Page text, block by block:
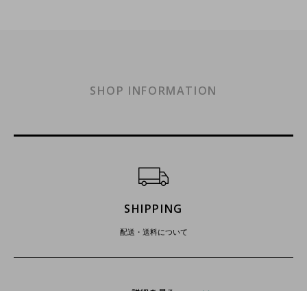
SHOP INFORMATION
SHIPPING
配送・送料について